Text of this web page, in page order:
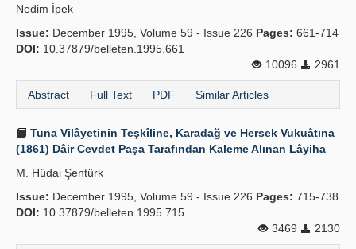
Publication Policies
Guidelines
Contact Us
Nedim İpek
Issue: December 1995, Volume 59 - Issue 226 Pages: 661-714
DOI: 10.37879/belleten.1995.661
10096
2961
Abstract Full Text PDF Similar Articles
Tuna Vilâyetinin Teşkîline, Karadağ ve Hersek Vukuâtına
(1861) Dâir Cevdet Paşa Tarafından Kaleme Alınan Lâyiha
M. Hüdai Şentürk
Issue: December 1995, Volume 59 - Issue 226 Pages: 715-738
DOI: 10.37879/belleten.1995.715
3469
2130